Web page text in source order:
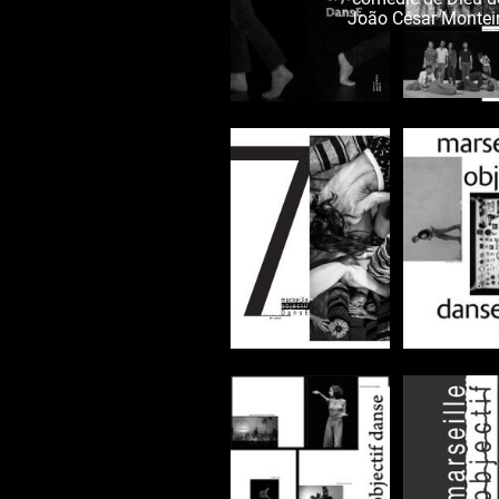
João César